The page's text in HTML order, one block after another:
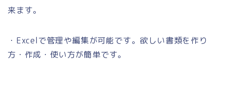
来ます。
・Excelで管理や編集が可能です。欲しい書類を作り
方・作成・使い方が簡単です。